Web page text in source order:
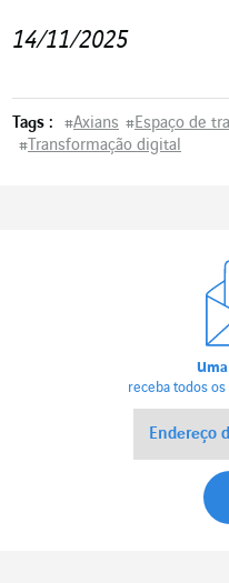
14/11/2025
Tags : #Axians #Espaço de
#Transformação digital
receba todos